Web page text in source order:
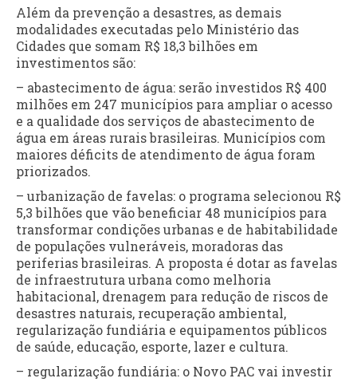
Além da prevenção a desastres, as demais
modalidades executadas pelo Ministério das
Cidades que somam R$ 18,3 bilhões em
investimentos são:
– abastecimento de água: serão investidos R$ 400
milhões em 247 municípios para ampliar o acesso
e a qualidade dos serviços de abastecimento de
água em áreas rurais brasileiras. Municípios com
maiores déficits de atendimento de água foram
priorizados.
– urbanização de favelas: o programa selecionou R$
5,3 bilhões que vão beneficiar 48 municípios para
transformar condições urbanas e de habitabilidade
de populações vulneráveis, moradoras das
periferias brasileiras. A proposta é dotar as favelas
de infraestrutura urbana como melhoria
habitacional, drenagem para redução de riscos de
desastres naturais, recuperação ambiental,
regularização fundiária e equipamentos públicos
de saúde, educação, esporte, lazer e cultura.
– regularização fundiária: o Novo PAC vai investir